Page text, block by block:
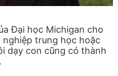
Đại học Michigan cho
trung học hoặc
dạy con cũng có thành